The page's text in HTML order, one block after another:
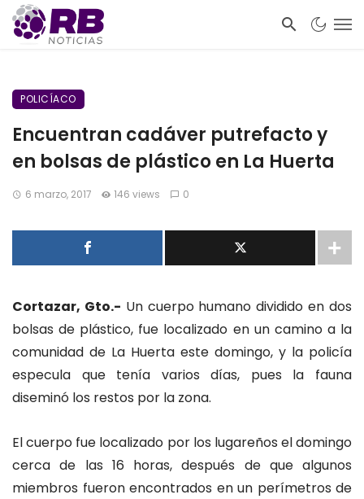
POLICÍACO
Encuentran cadáver putrefacto y
en bolsas de plástico en La Huerta
6 marzo, 2017 146 views 0
Cortazar, Gto.- Un cuerpo humano dividido en dos
bolsas de plástico, fue localizado en un camino a la
comunidad de La Huerta este domingo, y la policía
especula que tenía varios días, pues la fauna
diseminó los restos por la zona.
El cuerpo fue localizado por los lugareños el domingo
cerca de las 16 horas, después de que algunos
miembros fueron encontrados en un perímetros de